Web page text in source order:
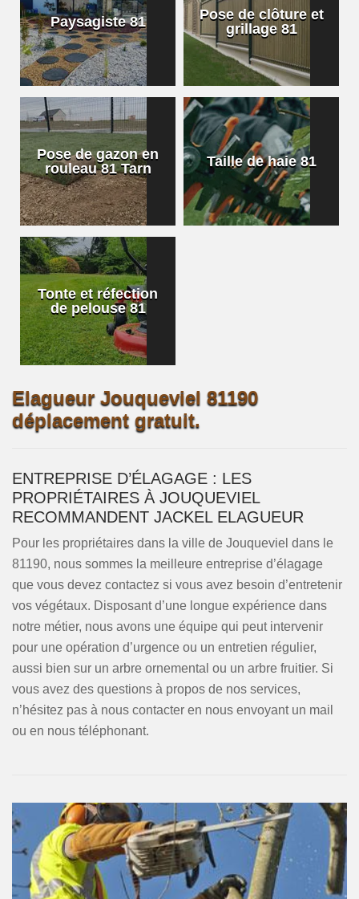
Paysagiste 81
Pose de clôture et
grillage 81
Pose de gazon en
rouleau 81 Tarn
Taille de haie 81
Tonte et réfection
de pelouse 81
Elagueur Jouqueviel 81190
déplacement gratuit.
ENTREPRISE D’ÉLAGAGE : LES
PROPRIÉTAIRES À JOUQUEVIEL
RECOMMANDENT JACKEL ELAGUEUR
Pour les propriétaires dans la ville de Jouqueviel dans le
81190, nous sommes la meilleure entreprise d’élagage
que vous devez contactez si vous avez besoin d’entretenir
vos végétaux. Disposant d’une longue expérience dans
notre métier, nous avons une équipe qui peut intervenir
pour une opération d’urgence ou un entretien régulier,
aussi bien sur un arbre ornemental ou un arbre fruitier. Si
vous avez des questions à propos de nos services,
n’hésitez pas à nous contacter en nous envoyant un mail
ou en nous téléphonant.